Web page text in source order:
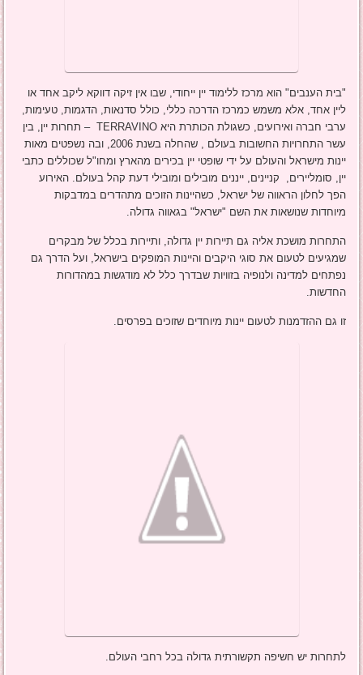
"בית הענבים" הוא מרכז ללימוד יין ייחודי, שבו אין זיקה דווקא ליקב אחד או
ליין אחד, אלא משמש כמרכז הדרכה כללי, כולל סדנאות, הדגמות, טעימות,
ערבי חברה ואירועים, כשגולת הכותרת היא TERRAVINO – תחרות יין, בין
עשר התחרויות החשובות בעולם , שהחלה בשנת 2006, ובה נשפטים מאות
יינות מישראל והעולם על ידי שופטי יין בכירים מהארץ ומחו"ל שכוללים כתבי
יין, סומליירים, קניינים, ייננים מובילים ומובילי דעת קהל בעולם. האירוע
הפך לחלון הראווה של ישראל, כשהיינות הזוכים מתהדרים במדבקות
מיוחדות שנושאות את השם "ישראל" בגאווה גדולה.
התחרות מושכת אליה גם תיירות יין גדולה, ותיירות בכלל של מבקרים
שמגיעים לטעום את סוגי היקבים והיינות המופקים בישראל, ועל הדרך גם
נפתחים למדינה ולנופיה בזוויות שבדרך כלל לא מודגשות במהדורות
החדשות.
זו גם ההזדמנות לטעום יינות מיוחדים שזוכים בפרסים.
לתחרות יש חשיפה תקשורתית גדולה בכל רחבי העולם.